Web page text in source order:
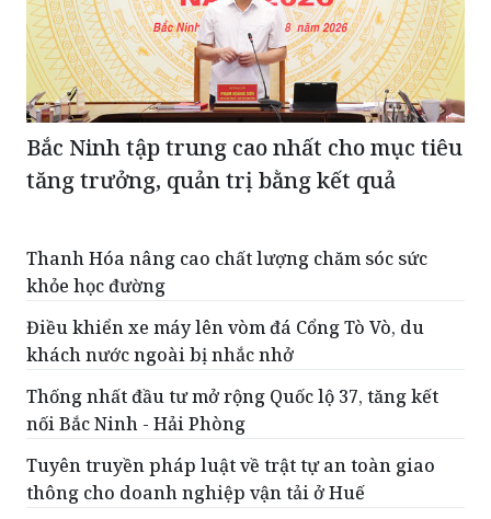
tăng trưởng, quản trị bằng kết quả
Thanh Hóa nâng cao chất lượng chăm sóc sức
khỏe học đường
Điều khiển xe máy lên vòm đá Cổng Tò Vò, du
khách nước ngoài bị nhắc nhở
Thống nhất đầu tư mở rộng Quốc lộ 37, tăng kết
nối Bắc Ninh - Hải Phòng